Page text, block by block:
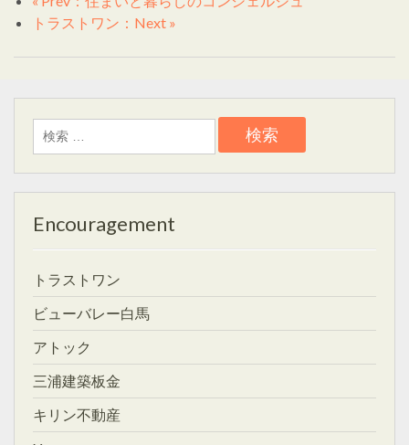
トラストワン：Next »
検
索:
Encouragement
トラストワン
ビューバレー白馬
アトック
三浦建築板金
キリン不動産